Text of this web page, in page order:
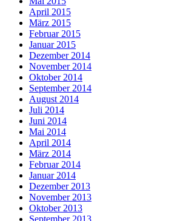
April 2015
März 2015
Februar 2015
Januar 2015
Dezember 2014
November 2014
Oktober 2014
September 2014
August 2014
Juli 2014
Juni 2014
Mai 2014
April 2014
März 2014
Februar 2014
Januar 2014
Dezember 2013
November 2013
Oktober 2013